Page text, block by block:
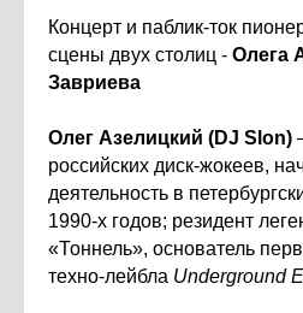
Концерт и паблик-ток
сцены двух столиц - Олега
Завриева
Олег Азелицкий (DJ Slon)
российских диск-жокеев,
деятельность в
1990-х годов; резидент
«Тоннель», основатель
техно-лейбла Underground